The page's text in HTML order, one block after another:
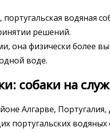
водяная
решений.
она физически более
воде.
собаки на
Алгарве,
португальских